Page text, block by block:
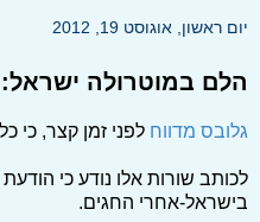
יום ראשון, אוגוסט 19, 2012
הלם במוטרולה ישראל:
גלובס מדווח לפני זמן קצר, כי כל
לכותב שורות אלו נודע כי
בישראל-אחרי החגים.